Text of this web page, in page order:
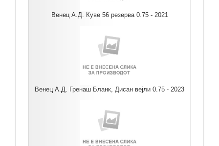
Венец А.Д. Куве 56 резерва 0.75 - 2021
Венец А.Д. Гренаш Бланк, Дисан вејли 0.75 - 2023